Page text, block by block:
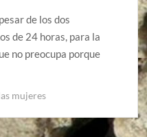
de los dos
de 24 horas, para la
no preocupa porque
mujeres